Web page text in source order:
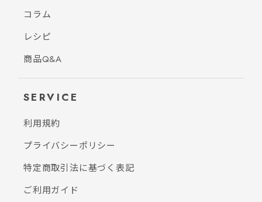
コラム
レシピ
商品Q&A
SERVICE
利用規約
プライバシーポリシー
特定商取引法に基づく表記
ご利用ガイド